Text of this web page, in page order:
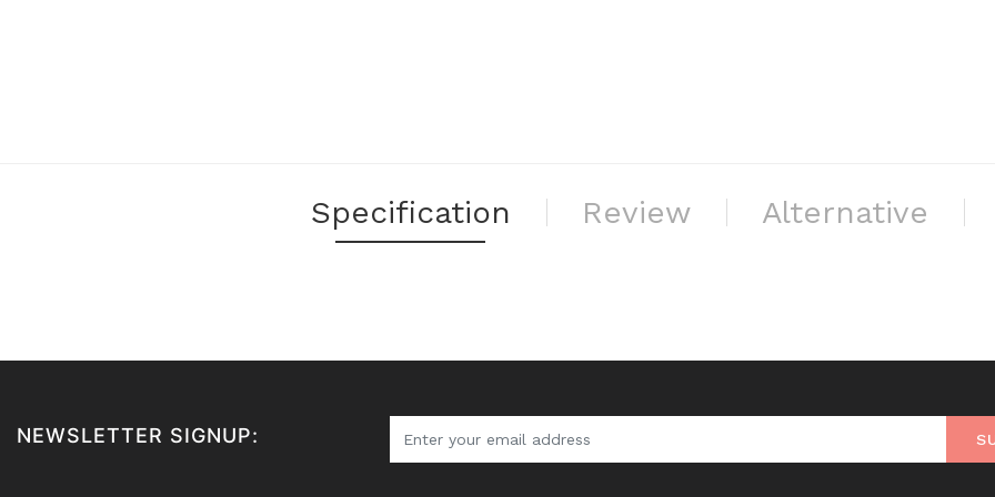
Specification Review Alternative
NEWSLETTER SIGNUP: